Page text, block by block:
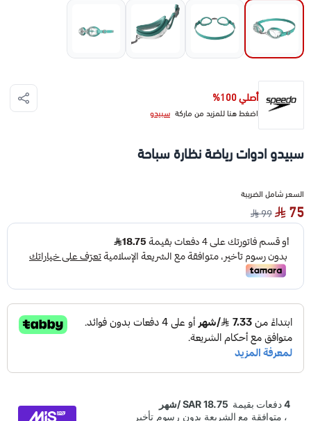
أصلي 100%
اضغط هنا للمزيد من ماركة سبيدو
سبيدو ادوات رياضة نظارة سباحة
السعر شامل الضريبة
75
99